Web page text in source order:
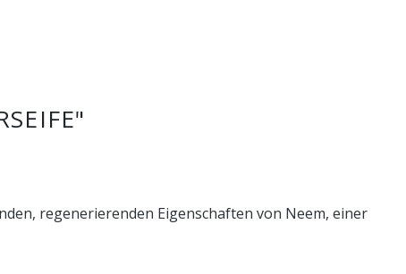
regenerierenden Eigenschaften von Neem, einer